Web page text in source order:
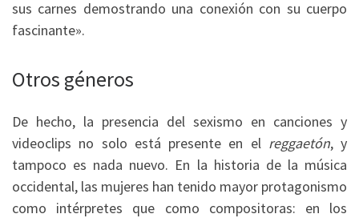
sus carnes demostrando una conexión con su cuerpo
fascinante».
Otros géneros
De hecho, la presencia del sexismo en canciones y
videoclips no solo está presente en el reggaetón, y
tampoco es nada nuevo. En la historia de la música
occidental, las mujeres han tenido mayor protagonismo
como intérpretes que como compositoras: en los